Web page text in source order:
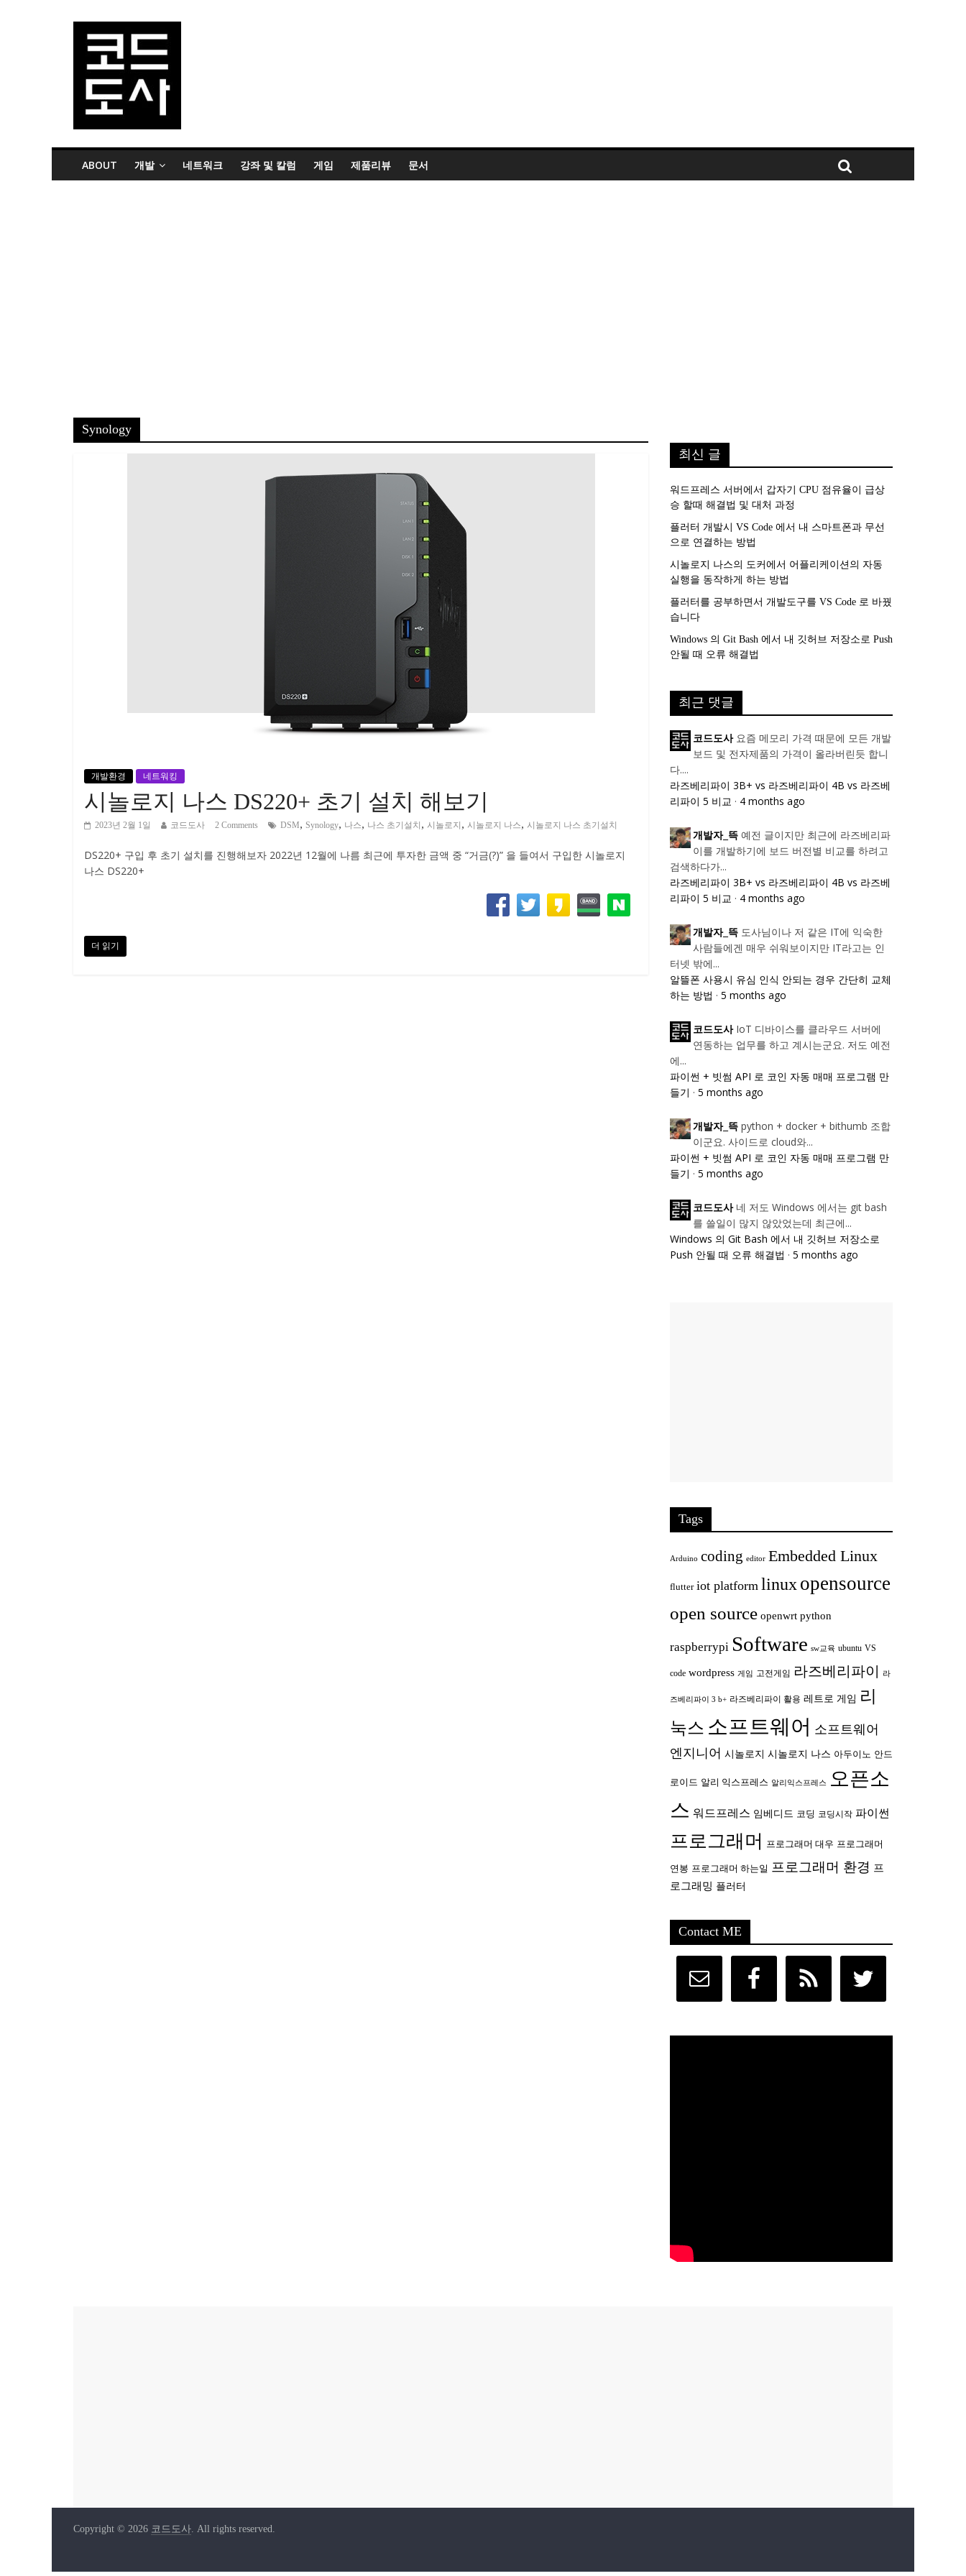
ABOUT 개발 네트워크 강좌 및 칼럼 게임 제품리뷰 문서
Synology
개발환경 네트워킹
시놀로지 나스 DS220+ 초기 설치 해보기
2023년 2월 1일 코드도사 2 Comments DSM, Synology, 나스, 나스 초기설치 , 시놀로지 , 시놀로지 나스, 시놀로지 나스 초기설치
DS220+ 구입 후 초기 설치를 진행해보자 2022년 12월에 나름 최근에 투자한 금액 중 “거금(?)” 을 들여서 구입한 시놀로지
나스 DS220+
더 읽기
최신 글
워드프레스 서버에서 갑자기 CPU 점유율이 급상
승 할때 해결법 및 대처 과정
플러터 개발시 VS Code 에서 내 스마트폰과 무선
으로 연결하는 방법
시놀로지 나스의 도커에서 어플리케이션의 자동
실행을 동작하게 하는 방법
플러터를 공부하면서 개발도구를 VS Code 로 바꿨
습니다
Windows 의 Git Bash 에서 내 깃허브 저장소로 Push
안될 때 오류 해결법
최근 댓글
코드도사 요즘 메모리 가격 때문에 모든 개발
보드 및 전자제품의 가격이 올라버린듯 합니
다....
라즈베리파이 3B+ vs 라즈베리파이 4B vs 라즈베
리파이 5 비교 · 4 months ago
개발자_뜩 예전 글이지만 최근에 라즈베리파
이를 개발하기에 보드 버전별 비교를 하려고
검색하다가...
라즈베리파이 3B+ vs 라즈베리파이 4B vs 라즈베
리파이 5 비교 · 4 months ago
개발자_뜩 도사님이나 저 같은 IT에 익숙한
사람들에겐 매우 쉬워보이지만 IT라고는 인
터넷 밖에...
알뜰폰 사용시 유심 인식 안되는 경우 간단히 교체
하는 방법 · 5 months ago
코드도사 IoT 디바이스를 클라우드 서버에
연동하는 업무를 하고 계시는군요. 저도 예전
에...
파이썬 + 빗썸 API 로 코인 자동 매매 프로그램 만
들기 · 5 months ago
개발자_뜩 python + docker + bithumb 조합
이군요. 사이드로 cloud와...
파이썬 + 빗썸 API 로 코인 자동 매매 프로그램 만
들기 · 5 months ago
코드도사 네 저도 Windows 에서는 git bash
를 쓸일이 많지 않았었는데 최근에...
Windows 의 Git Bash 에서 내 깃허브 저장소로
Push 안될 때 오류 해결법 · 5 months ago
Tags
Arduino coding editor Embedded Linux
flutter iot platform linux opensource
open source openwrt python
raspberrypi Software sw교육 ubuntu VS
code wordpress 게임 고전게임 라즈베리파이 라
즈베리파이 3 b+ 라즈베리파이 활용 레트로 게임 리
눅스 소프트웨어 소프트웨어
엔지니어 시놀로지 시놀로지 나스 아두이노 안드
로이드 알리 익스프레스 알리익스프레스
오픈소
스 워드프레스 임베디드 코딩 코딩시작 파이썬
프로그래머 프로그래머 대우 프로그래머
연봉 프로그래머 하는일 프로그래머 환경 프
로그래밍 플러터
Contact ME
Copyright © 2026 코드도사. All rights reserved.